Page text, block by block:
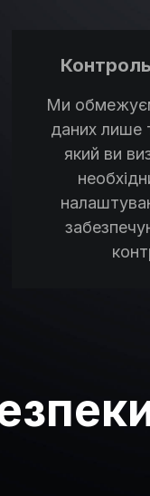
Ми
даних лише
який ви